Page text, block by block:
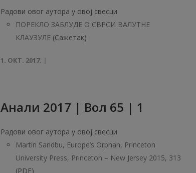
Радови овог аутора у овој свесци
ПОРЕКЛО ЗАБЛУДЕ О СВРСИ ВАЛУТНЕ
КЛАУЗУЛЕ (Сажетак)
1. ОКТ. 2017.
Анали 2017 | Вол 65 | 1
Радови овог аутора у овој свесци
Martin Sandbu, Europe’s Orphan, Princeton
University Press, Princeton – New Jersey 2015, 313
(PDF)